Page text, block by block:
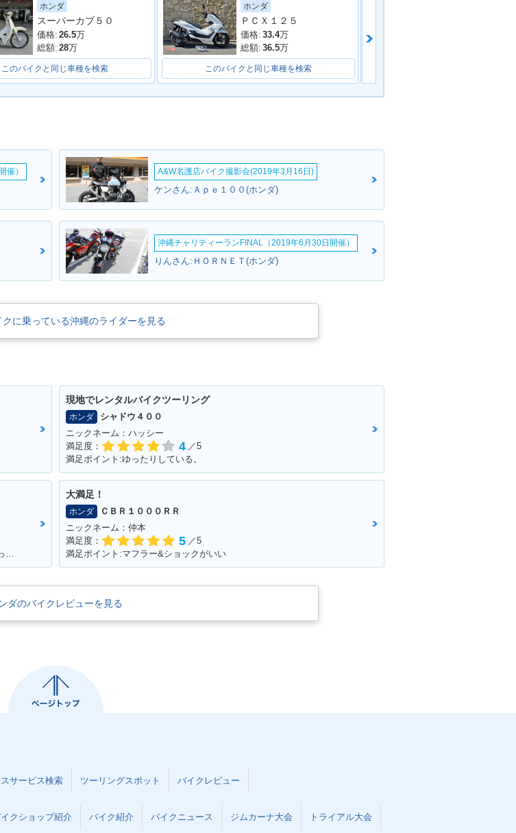
Cub 11
チェンジ
2012年 Super Cub 11
0・フルモデルチェンジ
2010年 Super Cub 11
0・カラーチェンジ
2010年 Super Cub 11
0・カラーチェンジ
ホンダ
スーパーカブ５０
価格: 26.5万
総額: 28万
このバイクと同じ車種を検索
ホンダ
ＰＣＸ１２５
価格: 33.4万
総額: 36.5万
このバイクと同じ車種を検索
催） A&W名護店バイク撮影会(2019年3月16日)
ケンさん:Ａｐｅ１００(ホンダ)
沖縄チャリティーランFINAL（2019年6月30日開催）
りんさん:ＨＯＲＮＥＴ(ホンダ)
に乗っている沖縄のライダーを見る
現地でレンタルバイクツーリング
ホンダ
シャドウ４００
ニックネーム：ハッシー
満足度：
4 ／5
満足ポイント:ゆったりしている。
満足ポイント:100％満足！！こだわりは「とにかくキレイに!!」乗っていること
大満足！
ホンダ
ＣＢＲ１０００ＲＲ
ニックネーム：仲本
満足度：
5 ／5
満足ポイント:マフラー&ショックがいい
ダのバイクレビューを見る
サービス検索 ツーリングスポット バイクレビュー
クショップ紹介 バイク紹介 バイクニュース ジムカーナ大会 トライアル大会